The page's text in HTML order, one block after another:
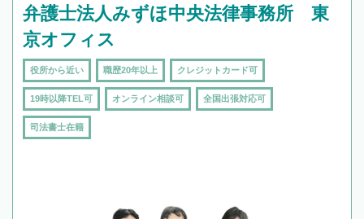
弁護士法人みずほ中央法律事務所 東
京オフィス
役所から近い 職歴20年以上 クレジットカード可
19時以降TEL可 オンライン相談可 全国出張対応可
司法書士在籍